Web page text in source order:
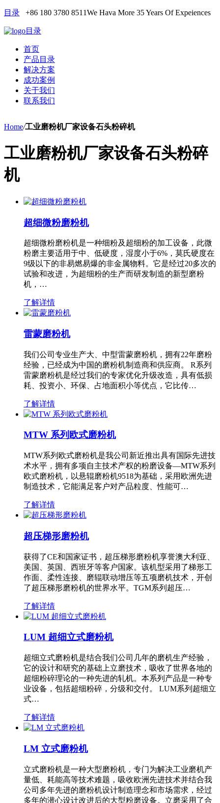
目录 +86 180 3780 8511We Hava More 35 Years Of Expeiences
目录
首页
产品目录
解决方案
成功案例
关于我们
联系我们
Home/工业磨粉机厂家设备石头粉碎机
工业磨粉机厂家设备石头粉碎
机
超细微粉磨粉机
超细微粉磨粉机是一种细粉及超细粉的加工设备，此微
粉磨主要适用于中、低硬度，湿度小于6%，莫氏硬度在
9级以下的非易燃易爆的非金属物料。它是经过20多次的
试验和改进，为超细粉的生产而研发制造的新型磨粉
机，…
了解详情
雷蒙磨粉机
我们公司专业生产大、中型雷蒙磨粉机，拥有22年磨粉
经验，已经成为中国的磨粉机制造商和供应商。 R系列
雷蒙磨粉机是经过我们的专家优化升级改造，具有低损
耗、投资小、环保、占地面积小等优点，它比传…
了解详情
MTW 系列欧式磨粉机
MTW系列欧式磨粉机是我公司新近推出具有国际先进技
术水平，拥有多项自主技术产权的粉磨设备—MTW系列
欧式磨粉机，以悬辊磨粉机9518为基础，采用欧洲先进
制造技术，它能满足客户对产品粒度、性能可…
了解详情
超压梯形磨粉机
获得了CE和国家证书，超压梯形磨粉机享誉澳大利亚、
美国、英国、西班牙等客户国家。该机型采用了梯形工
作面、柔性连接、磨辊联动增压等五项磨机技术，开创
了超压梯形磨粉机的世界水平。TGM系列超压…
了解详情
LUM 超细立式磨粉机
超细立式磨粉机是结合我们公司几年的磨机生产经验，
它的设计和研究的基础上立磨技术，吸收了世界各地的
超细粉碎理论的一种先进的轧机。本系列产品是一种专
业设备，包括超细粉碎，分级和交付。 LUM系列超细立
式…
了解详情
LM 立式磨粉机
立式磨粉机是一种大型磨粉机，专门为解决工业磨机产
量低、耗能高等技术难题，吸收欧洲先进技术并结合我
公司多年先进的磨粉机设计制造理念和市场需求，经过
多年的潜心设计改进后的大型粉磨设备。立磨采用了合